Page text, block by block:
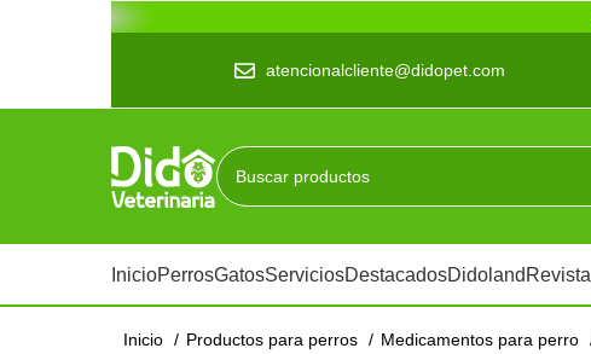
atencionalcliente@didopet.com
InicioPerrosGatosServiciosDestacadosDidoland Revista
Inicio Productos para perros Medicamentos para perro